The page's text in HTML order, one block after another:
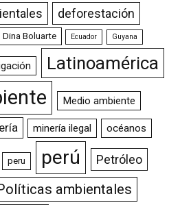
deforestación
Dina Boluarte Ecuador Guyana
Latinoamérica
Medio ambiente
minería ilegal océanos
peru perú Petróleo
ambientales